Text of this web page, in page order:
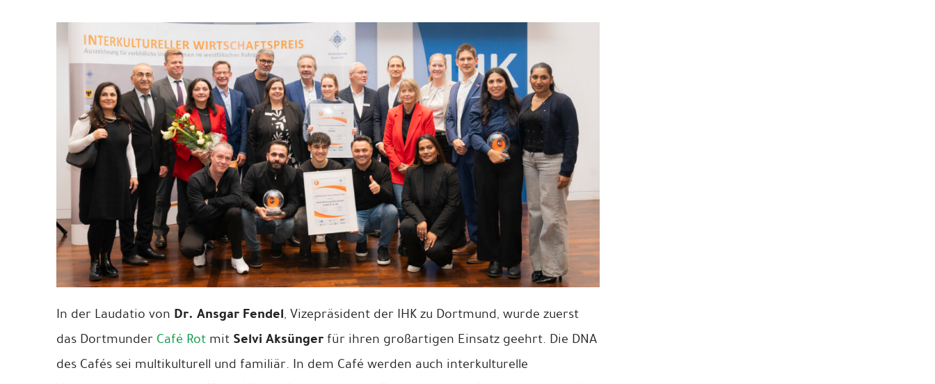
In der Laudatio von Dr. Ansgar Fendel, Vizepräsident der IHK zu Dortmund, wurde zuerst
das Dortmunder Café Rotmit Selvi Aksüngerfür ihren großartigen Einsatz geehrt. Die DNA
des Cafés sei multikulturell und familiär. In dem Café werden auch interkulturelle